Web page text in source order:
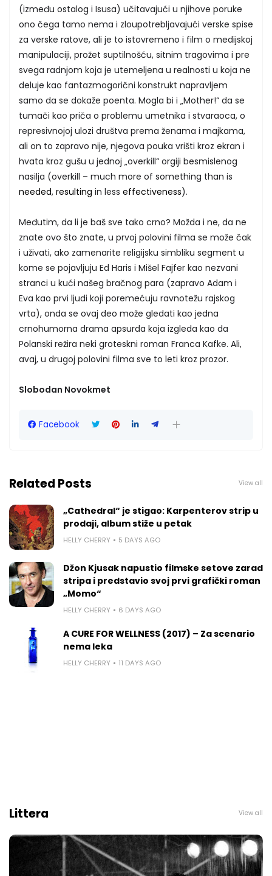
(između ostalog i Isusa) učitavajući u njihove poruke
ono čega tamo nema i zloupotrebljavajući verske spise
za verske ratove, ali je to istovremeno i film o medijskoj
manipulaciji, prožet suptilnošću, sitnim tragovima i pre
svega radnjom koja je utemeljena u realnosti u koja ne
deluje kao fantazmogorični konstrukt napravljem
samo da se dokaže poenta. Mogla bi i „Mother!“ da se
tumači kao priča o problemu umetnika i stvaraoca, o
represivnojoj ulozi društva prema ženama i majkama,
ali on to zapravo nije, njegova pouka vrišti kroz ekran i
hvata kroz gušu u jednoj „overkill“ orgiji besmislenog
nasilja (overkill – much more of something than is
needed, resulting in less effectiveness).
Međutim, da li je baš sve tako crno? Možda i ne, da ne
znate ovo što znate, u prvoj polovini filma se može čak
i uživati, ako zamenarite religijsku simbliku segment u
kome se pojavljuju Ed Haris i Mišel Fajfer kao nezvani
stranci u kući našeg bračnog para (zapravo Adam i
Eva kao prvi ljudi koji poremećuju ravnotežu rajskog
vrta), onda se ovaj deo može gledati kao jedna
crnohumorna drama apsurda koja izgleda kao da
Polanski režira neki groteskni roman Franca Kafke. Ali,
avaj, u drugoj polovini filma sve to leti kroz prozor.
Slobodan Novokmet
Facebook
Related Posts View all
„Cathedral“ je stigao: Karpenterov strip u
prodaji, album stiže u petak
HELLY CHERRY 5 DAYS AGO
Džon Kjusak napustio filmske setove zarad
stripa i predstavio svoj prvi grafički roman
„Momo“
HELLY CHERRY 6 DAYS AGO
A CURE FOR WELLNESS (2017) – Za scenario
nema leka
HELLY CHERRY 11 DAYS AGO
Littera View all